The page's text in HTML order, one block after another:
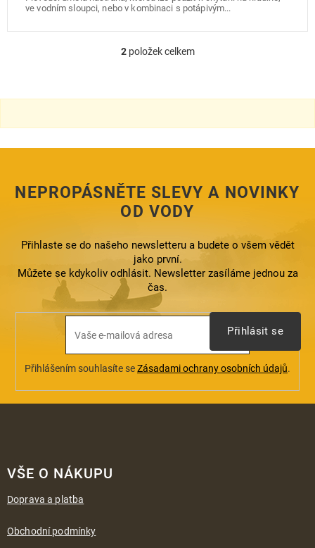
ve vodním sloupci, nebo v kombinaci s potápivým...
O
á
a
í
v
k
y
ý
p
i
s
u
2položek celkem
NEPROPÁSNĚTE SLEVY A NOVINKY
OD VODY
Přihlaste se do našeho newsletteru a budete o všem vědět
jako první.
Můžete se kdykoliv odhlásit. Newsletter zasíláme jednou za
čas.
Přihlášením souhlasíte seZásadami ochrany osobních údajů.
Přihlásit se
VŠE O NÁKUPU
Doprava a platba
Obchodní podmínky